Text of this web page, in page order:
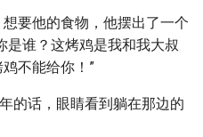
要他的食物，他摆出了一个
是谁？这烤鸡是我和我大叔
不能给你！”
的话，眼睛看到躺在那边的